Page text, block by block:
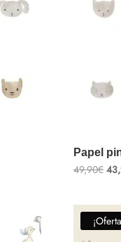
Papel
49,90€ El